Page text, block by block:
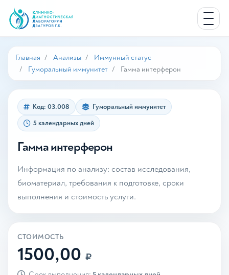
Главная Анализы
Иммунный статус
Гуморальный иммунитет
Гамма интерферон
Код: 03.008
Гуморальный иммунитет
5 календарных дней
Гамма интерферон
Информация по анализу: состав исследования,
биоматериал, требования к подготовке, сроки
выполнения и стоимость услуги.
СТОИМОСТЬ
1500,00 ₽